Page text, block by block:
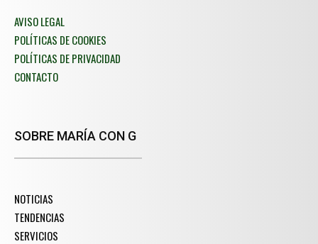
AVISO LEGAL
POLÍTICAS DE COOKIES
POLÍTICAS DE PRIVACIDAD
CONTACTO
SOBRE MARÍA CON G
NOTICIAS
TENDENCIAS
SERVICIOS